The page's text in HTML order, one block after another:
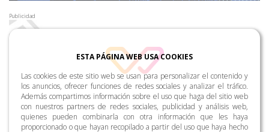
Publicidad
ESTA PÁGINA WEB USA COOKIES
Las cookies de este sitio web se usan para personalizar el contenido y
los anuncios, ofrecer funciones de redes sociales y analizar el tráfico.
Además compartimos información sobre el uso que haga del sitio web
con nuestros partners de redes sociales, publicidad y análisis web,
quienes pueden combinarla con otra información que les haya
proporcionado o que hayan recopilado a partir del uso que haya hecho